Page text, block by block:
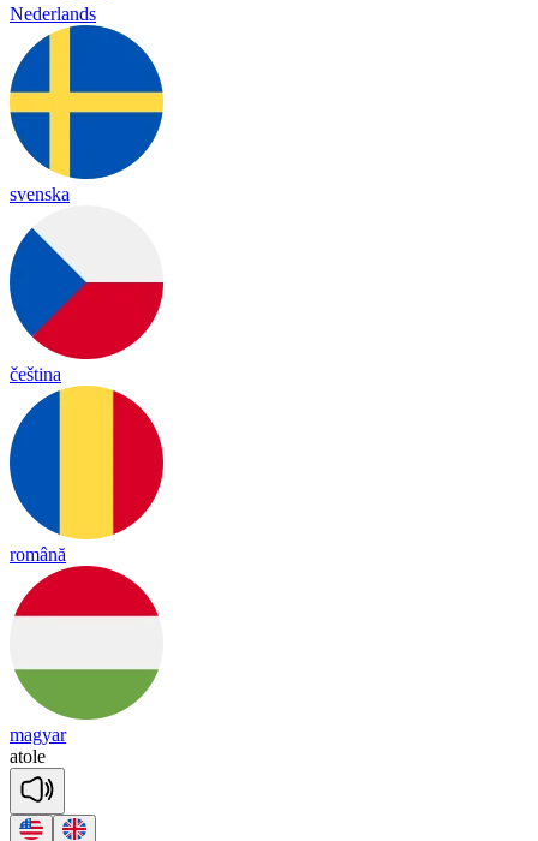
Nederlands
svenska
čeština
română
magyar
atole